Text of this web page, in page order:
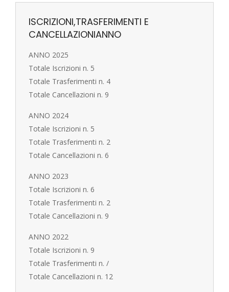
ISCRIZIONI,TRASFERIMENTI E
CANCELLAZIONIANNO
ANNO 2025
Totale Iscrizioni n. 5
Totale Trasferimenti n. 4
Totale Cancellazioni n. 9
ANNO 2024
Totale Iscrizioni n. 5
Totale Trasferimenti n. 2
Totale Cancellazioni n. 6
ANNO 2023
Totale Iscrizioni n. 6
Totale Trasferimenti n. 2
Totale Cancellazioni n. 9
ANNO 2022
Totale Iscrizioni n. 9
Totale Trasferimenti n. /
Totale Cancellazioni n. 12